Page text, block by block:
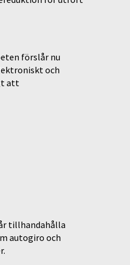
förslår nu
och
att
tillhandahålla
autogiro och